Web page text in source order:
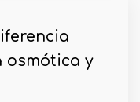
osmótica y